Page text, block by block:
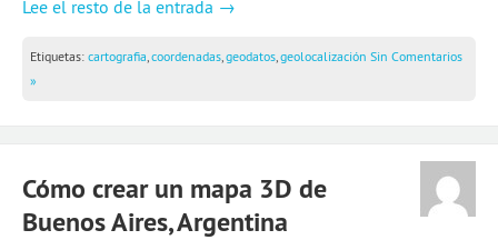
Lee el resto de la entrada →
Etiquetas: cartografia,coordenadas,geodatos,geolocalización Sin Comentarios
»
Cómo crear un mapa 3D de
Buenos Aires, Argentina